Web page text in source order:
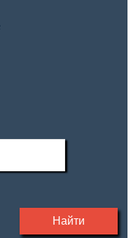
Найти